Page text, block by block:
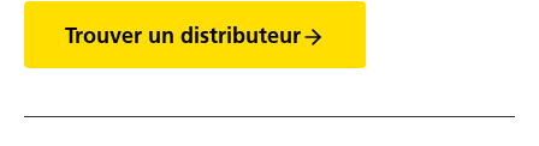
Trouver un distributeur